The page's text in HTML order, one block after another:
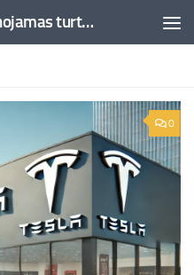
Akcijos, Investavimas, nekilnojamas turtas, kriptovaliutos - Besociai.lt
0